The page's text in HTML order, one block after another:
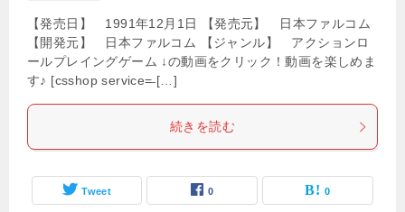
【発売日】 1991年12月1日 【発売元】 日本ファルコム
【開発元】 日本ファルコム 【ジャンル】 アクションロ
ールプレイングゲーム ↓の動画をクリック！動画を楽しめま
す♪ [csshop service=̶ […]
続きを読む
Tweet 0 0